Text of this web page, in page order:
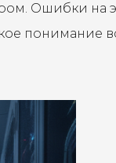
Ошибки на
понимание